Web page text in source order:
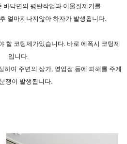
바닥면의 평탄작업과 이물질제거를
얼마지나지않아 하자가 발생됩니다.
할 코팅제가있습니다. 바로 에폭시 코팅제
입니다.
하여 주변의 상가, 영업점 등에 피해를 주게
쟁이 발생됩니다.